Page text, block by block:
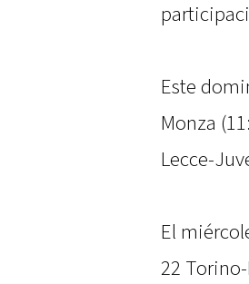
Este
Monza
Lecce-
El
22